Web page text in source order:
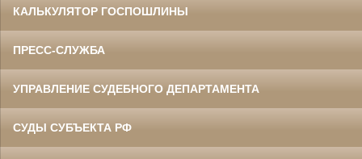
КАЛЬКУЛЯТОР ГОСПОШЛИНЫ
ПРЕСС-СЛУЖБА
УПРАВЛЕНИЕ СУДЕБНОГО ДЕПАРТАМЕНТА
СУДЫ СУБЪЕКТА РФ